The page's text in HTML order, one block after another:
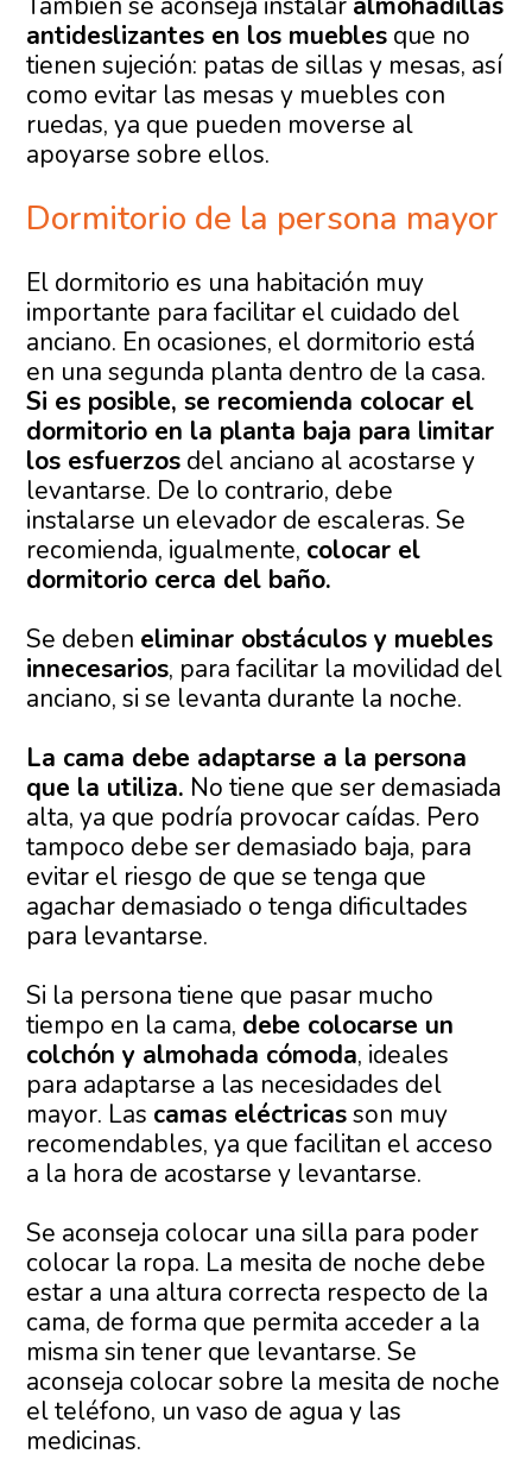
antideslizantes en los muebles que no
tienen sujeción: patas de sillas y mesas, así
como evitar las mesas y muebles con
ruedas, ya que pueden moverse al
apoyarse sobre ellos.
Dormitorio de la persona mayor
El dormitorio es una habitación muy
importante para facilitar el cuidado del
anciano. En ocasiones, el dormitorio está
en una segunda planta dentro de la casa.
Si es posible, se recomienda colocar el
dormitorio en la planta baja para limitar
los esfuerzos del anciano al acostarse y
levantarse. De lo contrario, debe
instalarse un elevador de escaleras. Se
recomienda, igualmente, colocar el
dormitorio cerca del baño.
Se deben eliminar obstáculos y muebles
innecesarios, para facilitar la movilidad del
anciano, si se levanta durante la noche.
La cama debe adaptarse a la persona
que la utiliza. No tiene que ser demasiada
alta, ya que podría provocar caídas. Pero
tampoco debe ser demasiado baja, para
evitar el riesgo de que se tenga que
agachar demasiado o tenga dificultades
para levantarse.
Si la persona tiene que pasar mucho
tiempo en la cama, debe colocarse un
colchón y almohada cómoda, ideales
para adaptarse a las necesidades del
mayor. Las camas eléctricasson muy
recomendables, ya que facilitan el acceso
a la hora de acostarse y levantarse.
Se aconseja colocar una silla para poder
colocar la ropa. La mesita de noche debe
estar a una altura correcta respecto de la
cama, de forma que permita acceder a la
misma sin tener que levantarse. Se
aconseja colocar sobre la mesita de noche
el teléfono, un vaso de agua y las
medicinas.